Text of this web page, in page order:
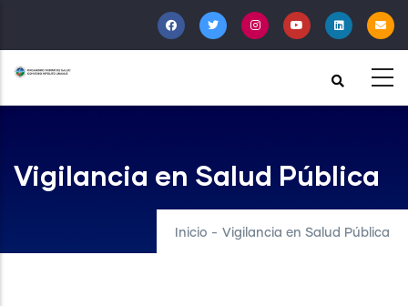
al
contenido
principal
Vigilancia en Salud Pública
Inicio - Vigilancia en Salud Pública